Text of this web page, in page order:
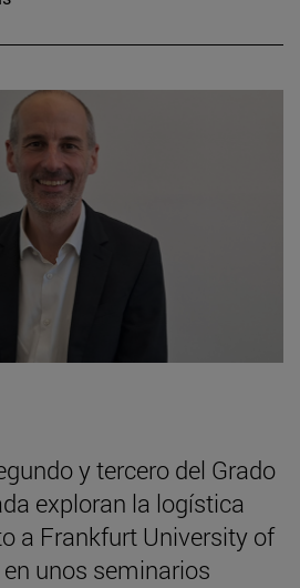
y tercero del Grado
exploran la logística
a Frankfurt University of
unos seminarios